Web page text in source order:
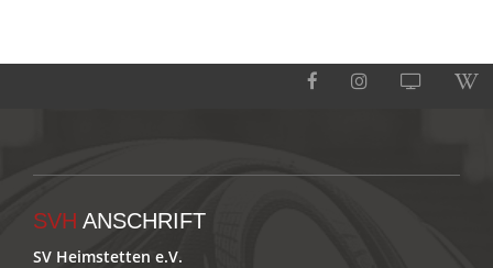
SVH ANSCHRIFT
SV Heimstetten e.V.